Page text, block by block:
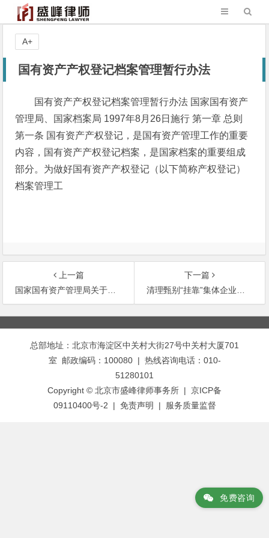
国有资产产权登记档案管理暂行办法
国有资产产权登记档案管理暂行办法 国家国有资产
管理局、国家档案局 1997年8月26日施行 第一章 总则
第一条 国有资产产权登记，是国有资产管理工作的重要
内容，国有资产产权登记档案，是国家档案的重要组成
部分。为做好国有资产产权登记（以下简称产权登记）
档案管理工
A+
上一篇
国家国有资产管理局关于印发《股份制试点企业国有股权管理的实施意见》的通知
下一篇
清理甄别“挂靠”集体企业工作的意见
文
章
总部地址：北京市海淀区中关村大街27号中关村大厦701
室 邮政编码：100080 | 热线咨询电话：010-
51280101
Copyright © 北京市盛峰律师事务所 | 京ICP备
09110400号-2 | 免责声明 | 服务质量监督
免费咨询